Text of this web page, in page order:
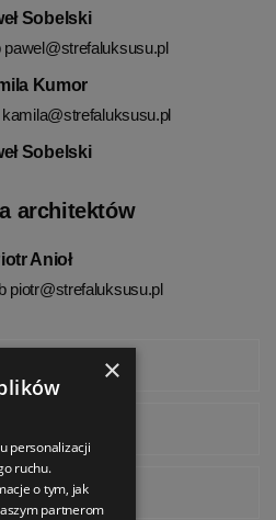
Sobelski
pawel@strefaluksusu.pl
Kumor
kamila@strefaluksusu.pl
Sobelski
architektów
Anioł
piotr@strefaluksusu.pl
×
personalizacji
ruchu.
o tym, jak
partnerom